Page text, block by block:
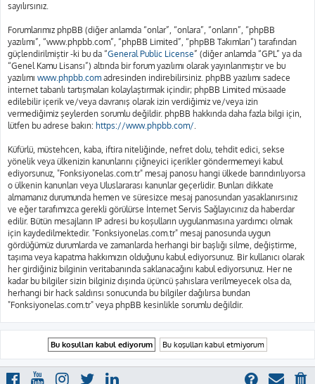
sayılırsınız.
Forumlarımız phpBB (diğer anlamda “onlar”, “onlara”, “onların”, “phpBB
yazılımı”, “www.phpbb.com”, “phpBB Limited”, “phpBB Takımları”) tarafından
güçlendirilmiştir -ki bu da “General Public License” (diğer anlamda “GPL” ya da
“Genel Kamu Lisansı”) altında bir forum yazılımı olarak yayınlanmıştır ve bu
yazılımı www.phpbb.com adresinden indirebilirsiniz. phpBB yazılımı sadece
internet tabanlı tartışmaları kolaylaştırmak içindir; phpBB Limited müsaade
edilebilir içerik ve/veya davranış olarak izin verdiğimiz ve/veya izin
vermediğimiz şeylerden sorumlu değildir. phpBB hakkında daha fazla bilgi için,
lütfen bu adrese bakın: https://www.phpbb.com/.
Küfürlü, müstehcen, kaba, iftira niteliğinde, nefret dolu, tehdit edici, sekse
yönelik veya ülkenizin kanunlarını çiğneyici içerikler göndermemeyi kabul
ediyorsunuz, "Fonksiyonelas.com.tr" mesaj panosu hangi ülkede barındırılıyorsa
o ülkenin kanunları veya Uluslararası kanunlar geçerlidir. Bunları dikkate
almamanız durumunda hemen ve süresizce mesaj panosundan yasaklanırsınız
ve eğer tarafımızca gerekli görülürse İnternet Servis Sağlayıcınız da haberdar
edilir. Bütün mesajların IP adresi bu koşulların uygulanmasına yardımcı olmak
için kaydedilmektedir. "Fonksiyonelas.com.tr" mesaj panosunda uygun
gördüğümüz durumlarda ve zamanlarda herhangi bir başlığı silme, değiştirme,
taşıma veya kapatma hakkımızın olduğunu kabul ediyorsunuz. Bir kullanıcı olarak
her girdiğiniz bilginin veritabanında saklanacağını kabul ediyorsunuz. Her ne
kadar bu bilgiler sizin bilginiz dışında üçüncü şahıslara verilmeyecek olsa da,
herhangi bir hack saldırısı sonucunda bu bilgiler dağılırsa bundan
"Fonksiyonelas.com.tr" veya phpBB kesinlikle sorumlu değildir.